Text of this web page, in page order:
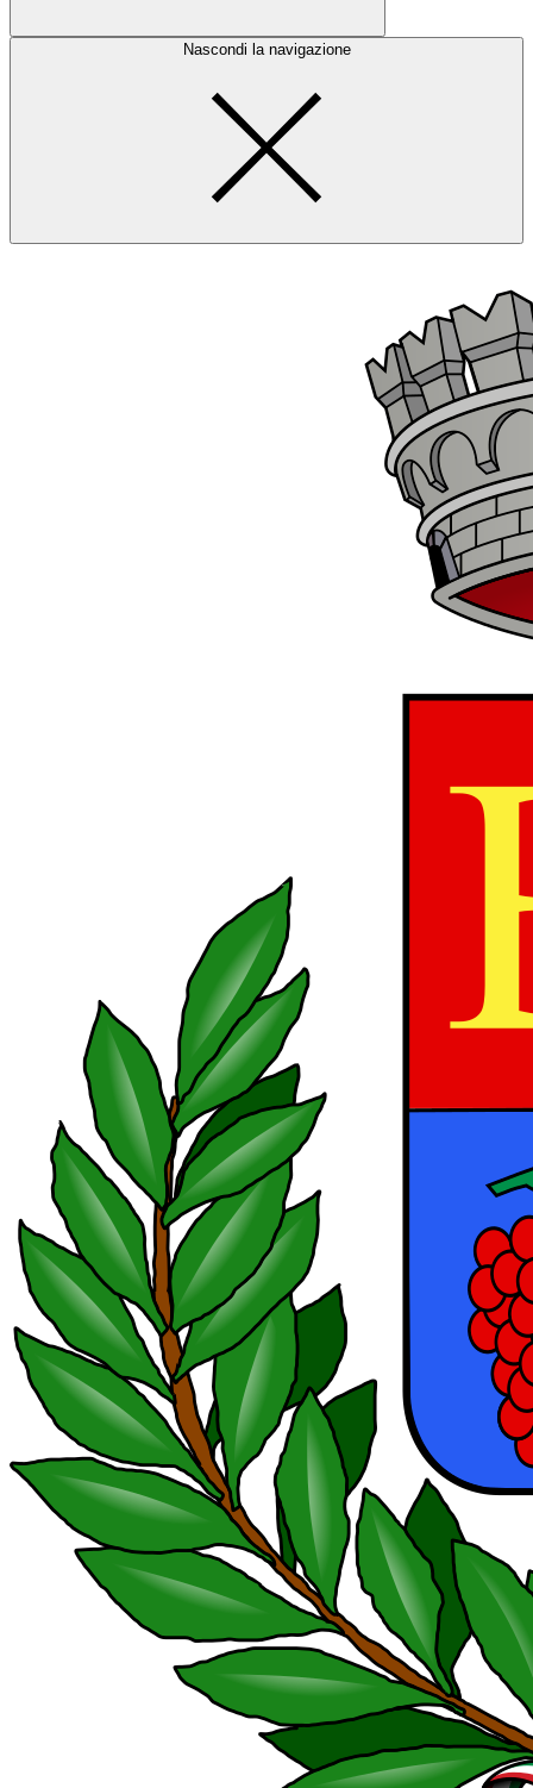
Nascondi la navigazione